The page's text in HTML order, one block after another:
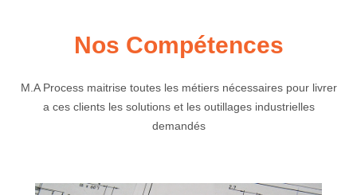
Nos Compétences
M.A Process maitrise toutes les métiers nécessaires pour livrer
a ces clients les solutions et les outillages industrielles
demandés